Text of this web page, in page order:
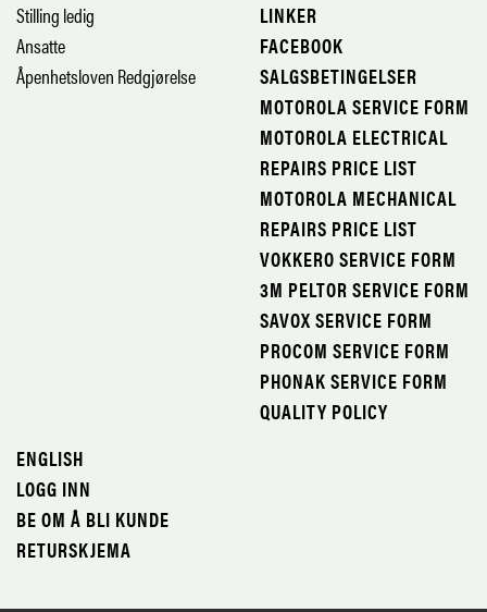
Stilling ledig
Ansatte
Åpenhetsloven Redgjørelse
LINKER
FACEBOOK
SALGSBETINGELSER
MOTOROLA SERVICE FORM
MOTOROLA ELECTRICAL
REPAIRS PRICE LIST
MOTOROLA MECHANICAL
REPAIRS PRICE LIST
VOKKERO SERVICE FORM
3M PELTOR SERVICE FORM
SAVOX SERVICE FORM
PROCOM SERVICE FORM
PHONAK SERVICE FORM
QUALITY POLICY
ENGLISH
LOGG INN
BE OM Å BLI KUNDE
RETURSKJEMA